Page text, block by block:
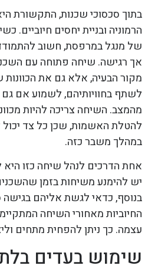
בתוך סכסוכי שכנות, התקשורת
הרמוניה ובניית יחסים חיוביים.
של מנגל במרפסת, חשוב
אך רגישה. שיחה פתוחה עם
מקור הבעיה, אלא גם את
לשתף בחוויותיהם, לשמוע אם גם
מהמצב. השיחה צריכה להיות
להטלת האשמות, שכן כל צד יכול
במהלך משבר כזה.
אחת הדרכים לנהל שיחה כזו
יש להימנע משיחות בזמן
בנוסף, כדאי לגשת אליהם בגישה
החיוביות מאחורי השיחה
עצמה. כך ניתן להפחית מתחים
שימוש בעדים